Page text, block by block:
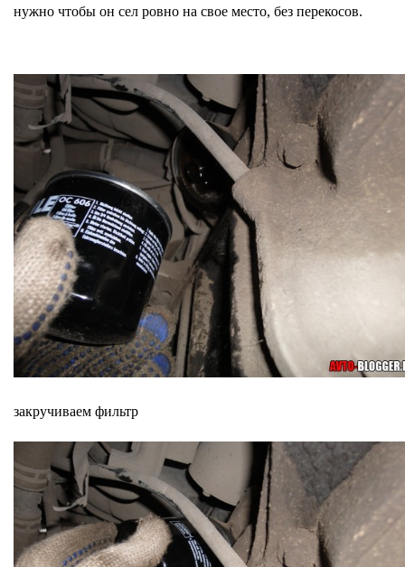
нужно чтобы он сел ровно на свое место, без перекосов.
закручиваем фильтр